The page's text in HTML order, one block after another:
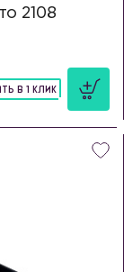
2108
В 1 КЛИК